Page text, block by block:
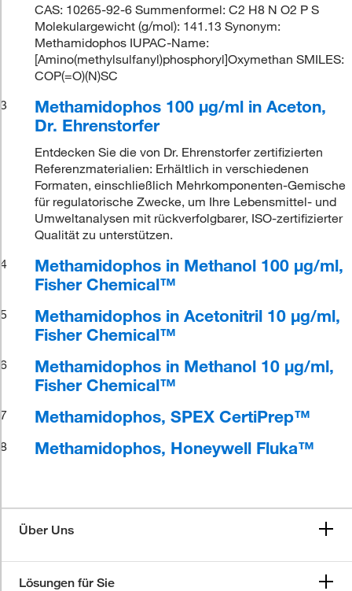
CAS: 10265-92-6 Summenformel: C2 H8 N O2 P S
Molekulargewicht (g/mol): 141.13 Synonym:
Methamidophos IUPAC-Name:
[Amino(methylsulfanyl)phosphoryl]Oxymethan SMILES:
COP(=O)(N)SC
3
Methamidophos 100 μg/ml in Aceton,
Dr. Ehrenstorfer
Entdecken Sie die von Dr. Ehrenstorfer zertifizierten
Referenzmaterialien: Erhältlich in verschiedenen
Formaten, einschließlich Mehrkomponenten-Gemische
für regulatorische Zwecke, um Ihre Lebensmittel- und
Umweltanalysen mit rückverfolgbarer, ISO-zertifizierter
Qualität zu unterstützen.
4
Methamidophos in Methanol 100 μg/ml,
Fisher Chemical™
5
Methamidophos in Acetonitril 10 μg/ml,
Fisher Chemical™
6
Methamidophos in Methanol 10 μg/ml,
Fisher Chemical™
7 Methamidophos, SPEX CertiPrep™
8 Methamidophos, Honeywell Fluka™
Über Uns
Lösungen für Sie